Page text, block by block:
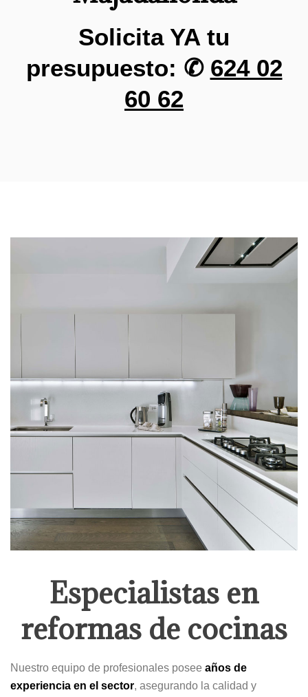
Solicita YA tu
presupuesto: ✆ 624 02
60 62
Especialistas en
reformas de cocinas
Nuestro equipo de profesionales posee años de
experiencia en el sector, asegurando la calidad y